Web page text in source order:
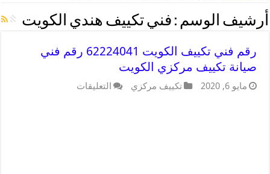
أرشيف الوسم : فني تكييف هندي الكويت
رقم فني تكييف الكويت 62224041 رقم فني
صيانة تكييف مركزي الكويت
مايو 6, 2020 تكييف مركزي التعليقات